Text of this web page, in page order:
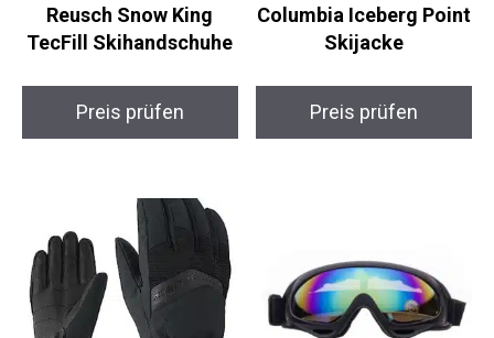
Reusch Snow King
TecFill Skihandschuhe
Preis prüfen
Columbia Iceberg Point
Skijacke
Preis prüfen